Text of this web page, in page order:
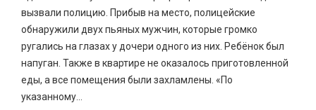
вызвали полицию. Прибыв на место, полицейские
обнаружили двух пьяных мужчин, которые громко
ругались на глазах у дочери одного из них. Ребёнок был
напуган. Также в квартире не оказалось приготовленной
еды, а все помещения были захламлены. «По
указанному...